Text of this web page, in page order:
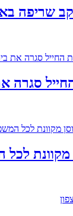
שריפה
סגרה
מקוונת